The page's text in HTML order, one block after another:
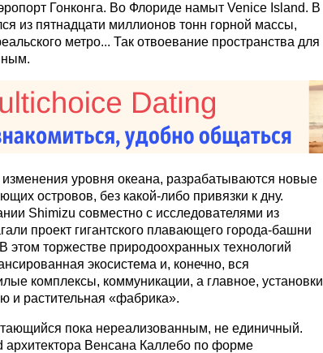
Гонконга. Во Флориде намыт Venice Island. В
из пятнадцати миллионов тонн горной массы,
метро... Так отвоевание пространства для
уровня океана, разрабатываются новые
островов, без какой-либо привязки к дну.
Shimizu совместно с исследователями из
проект гигантского плавающего города-башни
этом торжестве природоохранных технологий
экосистема и, конечно, вся
комплексы, коммуникации, а главное, установки
и растительная «фабрика».
пока нереализованным, не единичный.
архитектора Венсана Каллебо по форме